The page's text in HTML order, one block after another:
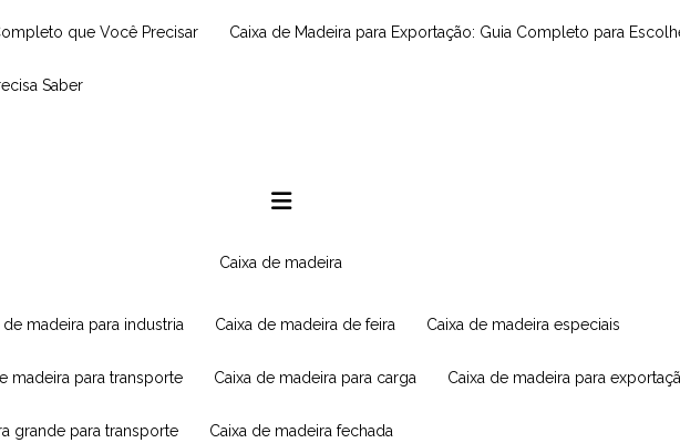
que Você Precisar Caixa de Madeira para Exportação: Guia Completo para
Saber
caixa de madeira
de madeira para industria caixa de madeira de feira caixa de madeira especiais
madeira para transporte caixa de madeira para carga caixa de madeira para
grande para transporte caixa de madeira fechada